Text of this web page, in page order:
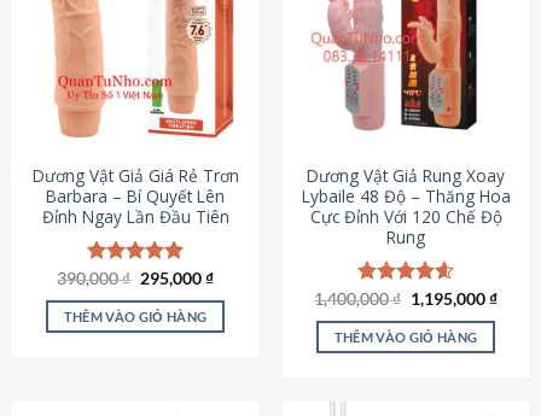
Dương Vật Giả Giá Rẻ Trơn
Barbara – Bí Quyết Lên
Đỉnh Ngay Lần Đầu Tiên
Được xếp
hạng4.90
5 sao
390,000₫ Giá
là:
390,000 ₫.
295,000₫Giá
tại
THÊM VÀO GIỎ HÀNG
Dương Vật Giả Rung Xoay
Lybaile 48 Độ – Thăng Hoa
Cực Đỉnh Với 120 Chế Độ
Rung
Được xếp
hạng4.62
5 sao
1,400,000₫ Giá
gốc
là:
1,400,000 ₫.
1,195,000₫Giá
THÊM VÀO GIỎ HÀNG